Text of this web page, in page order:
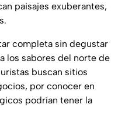
paisajes exuberantes,
completa sin degustar
los sabores del norte de
buscan sitios
por conocer en
podrían tener la